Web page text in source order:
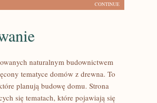
CONTINUE
naturalnym budownictwem
tematyce domów z drewna. To
planują budowę domu. Strona
się tematach, które pojawiają się